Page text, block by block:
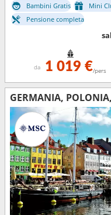
Bambini Gratis Mini
Pensione completa
da 1 019 €/pers